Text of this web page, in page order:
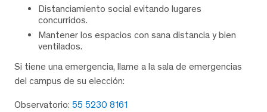
Distanciamiento social evitando lugares
concurridos.
Mantener los espacios con sana distancia y bien
ventilados.
Si tiene una emergencia, llame a la sala de emergencias
del campus de su elección:
Observatorio: 55 5230 8161